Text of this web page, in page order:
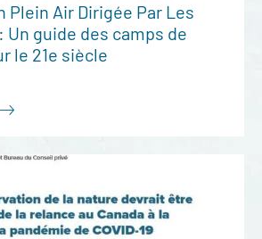
Plein Air Dirigée Par Les
guide des camps de
le 21e siècle